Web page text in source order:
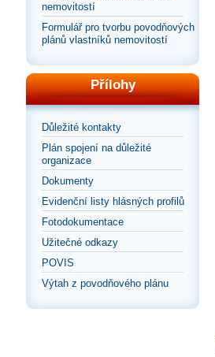
nemovitostí
Formulář pro tvorbu povodňových
plánů vlastníků nemovitostí
Přílohy
Důležité kontakty
Plán spojení na důležité
organizace
Dokumenty
Evidenční listy hlásných profilů
Fotodokumentace
Užitečné odkazy
POVIS
Výtah z povodňového plánu